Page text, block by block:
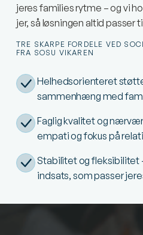
jeres families rytme – og vi
jer, så løsningen altid passer
TRE SKARPE FORDELE VED
FRA SOSU VIKAREN
Helhedsorienteret
sammenhæng med
Faglig kvalitet og
empati og fokus på
Stabilitet og fleksibilitet
indsats, som passer